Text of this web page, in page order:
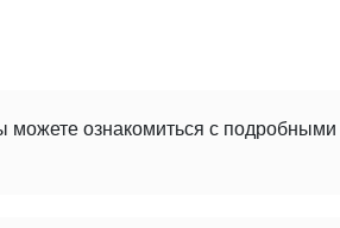
можете ознакомиться с подробными